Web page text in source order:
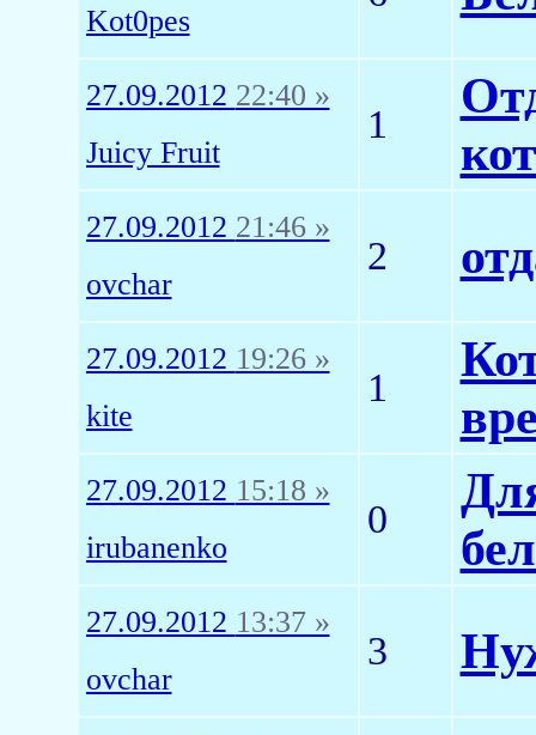
Kot0pes
27.09.2012 22:40 »
Juicy Fruit
1
27.09.2012 21:46 »
ovchar
2
27.09.2012 19:26 »
kite
1
27.09.2012 15:18 »
irubanenko
0
27.09.2012 13:37 »
ovchar
3